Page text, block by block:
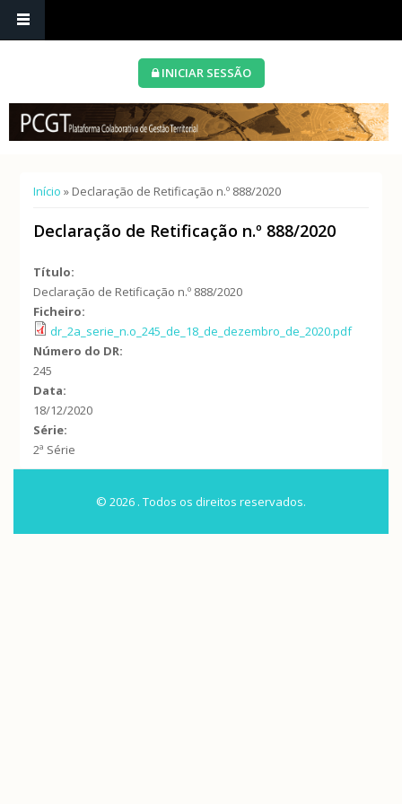
INICIAR SESSÃO
Está aqui
Início » Declaração de Retificação n.º 888/2020
Declaração de Retificação n.º 888/2020
Título:
Declaração de Retificação n.º 888/2020
Ficheiro:
dr_2a_serie_n.o_245_de_18_de_dezembro_de_2020.pdf
Número do DR:
245
Data:
18/12/2020
Série:
2ª Série
© 2026 . Todos os direitos reservados.